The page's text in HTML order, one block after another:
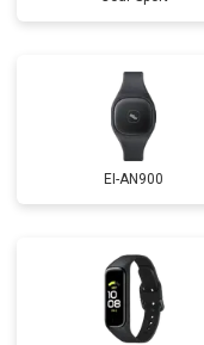
EI-AN900